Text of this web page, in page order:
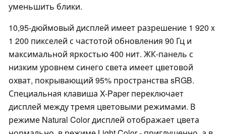
уменьшить блики.
10,95-дюймовый дисплей имеет разрешение 1 920 x
1 200 пикселей с частотой обновления 90 Гц и
максимальной яркостью 400 нит. ЖК-панель с
низким уровнем синего света имеет цветовой
охват, покрывающий 95% пространства sRGB.
Специальная клавиша X-Paper переключает
дисплей между тремя цветовыми режимами. В
режиме Natural Color дисплей отображает цвета